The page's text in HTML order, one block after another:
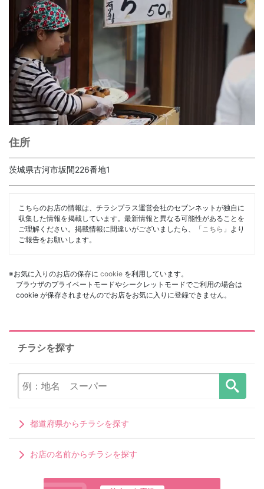
住所
茨城県古河市坂間226番地1
こちらのお店の情報は、チラシプラス運営会社のセブンネットが独自に
収集した情報を掲載しています。最新情報と異なる可能性があることを
ご理解ください。掲載情報に間違いがございましたら、「 こちら 」より
ご報告をお願いします。
※お気に入りのお店の保存に cookie を利用しています。
ブラウザのプライベートモードやシークレットモードでご利用の場合は
cookie が保存されませんのでお店をお気に入りに登録できません。
チラシを探す
都道府県からチラシを探す
お店の名前からチラシを探す